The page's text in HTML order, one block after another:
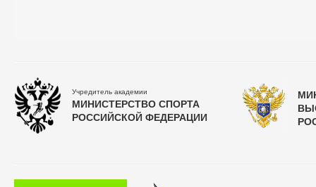
Учредитель академии
МИНИСТЕРСТВО СПОРТА
РОССИЙСКОЙ ФЕДЕРАЦИИ